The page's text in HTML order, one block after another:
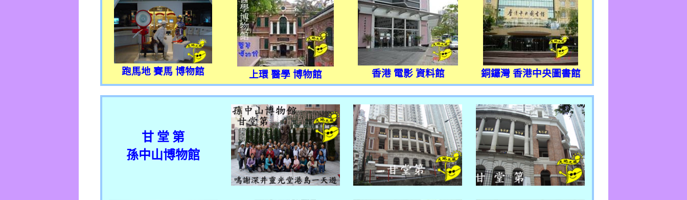
跑馬地 賽馬 博物館 上環 醫學 博物館 香港 電影 資料館 銅鑼灣 香港中央圖書館
甘 堂 第
孫中山博物館